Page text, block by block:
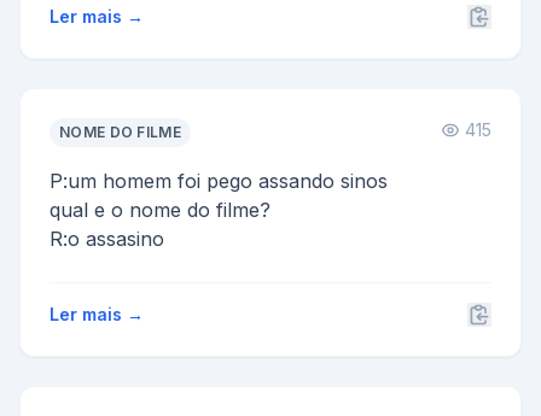
Ler mais →
NOME DO FILME 415
P:um homem foi pego assando sinos
qual e o nome do filme?
R:o assasino
Ler mais →